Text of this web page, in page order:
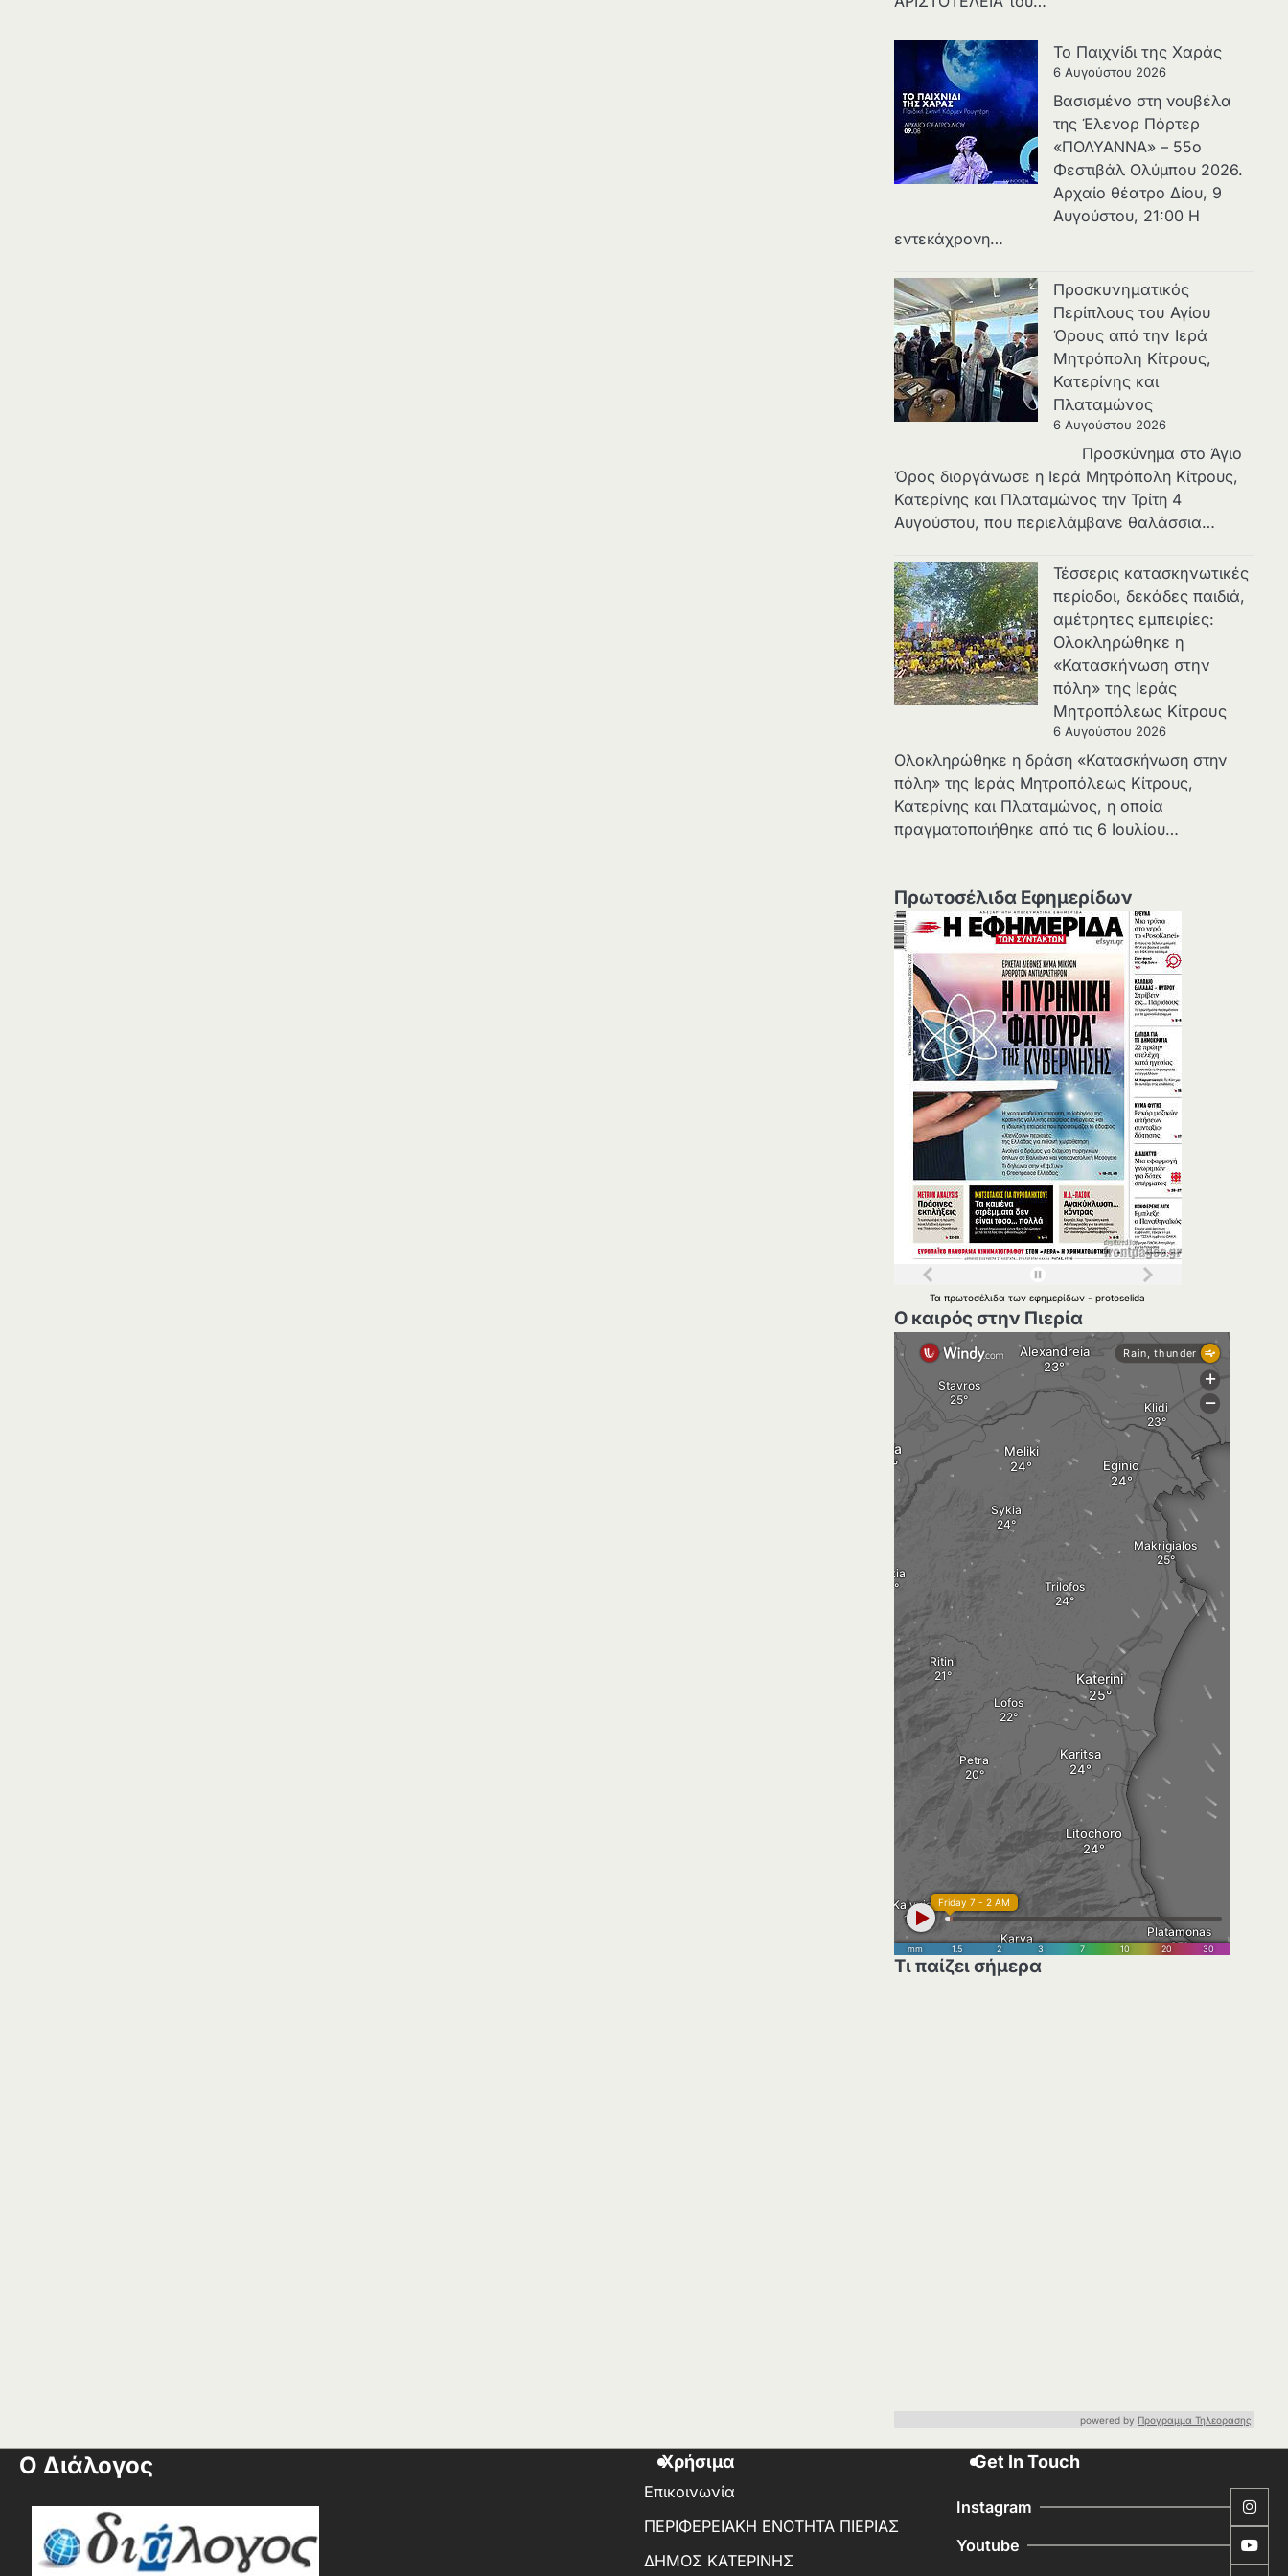
Το Παιχνίδι της Χαράς
6 Αυγούστου 2026
Βασισμένο στη νουβέλα
της Έλενορ Πόρτερ
«ΠΟΛΥΑΝΝΑ» – 55ο
Φεστιβάλ Ολύμπου 2026.
Αρχαίο θέατρο Δίου, 9
Αυγούστου, 21:00 Η
εντεκάχρονη…
Προσκυνηματικός
Περίπλους του Αγίου
Όρους από την Ιερά
Μητρόπολη Κίτρους,
Κατερίνης και
Πλαταμώνος
6 Αυγούστου 2026
Προσκύνημα στο Άγιο
Όρος διοργάνωσε η Ιερά Μητρόπολη Κίτρους,
Κατερίνης και Πλαταμώνος την Τρίτη 4
Αυγούστου, που περιελάμβανε θαλάσσια…
Τέσσερις κατασκηνωτικές
περίοδοι, δεκάδες παιδιά,
αμέτρητες εμπειρίες:
Ολοκληρώθηκε η
«Κατασκήνωση στην
πόλη» της Ιεράς
Μητροπόλεως Κίτρους
6 Αυγούστου 2026
Ολοκληρώθηκε η δράση «Κατασκήνωση στην
πόλη» της Ιεράς Μητροπόλεως Κίτρους,
Κατερίνης και Πλαταμώνος, η οποία
πραγματοποιήθηκε από τις 6 Ιουλίου…
Πρωτοσέλιδα Εφημερίδων
Ταπρωτοσέλιδατωνεφημερίδων-protoselida
Ο καιρός στην Πιερία
Τι παίζει σήμερα
powered by Προγραμμα Τηλεορασης
Ο Διάλογος Χρήσιμα
Επικοινωνία
ΠΕΡΙΦΕΡΕΙΑΚΗ ΕΝΟΤΗΤΑ ΠΙΕΡΙΑΣ
ΔΗΜΟΣ ΚΑΤΕΡΙΝΗΣ
Get In Touch
Instagram
Youtube